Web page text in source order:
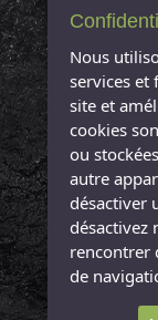
Nous
services et
site et
cookies
ou
autre
désactiver
désactivez
rencontrer
de